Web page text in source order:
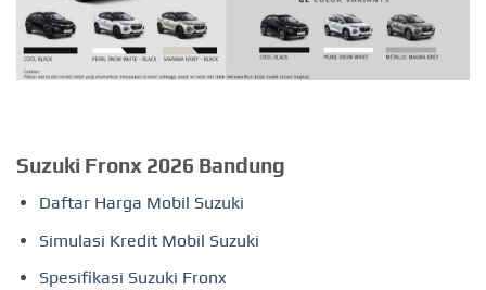
Suzuki Fronx 2026 Bandung
Daftar Harga Mobil Suzuki
Simulasi Kredit Mobil Suzuki
Spesifikasi Suzuki Fronx